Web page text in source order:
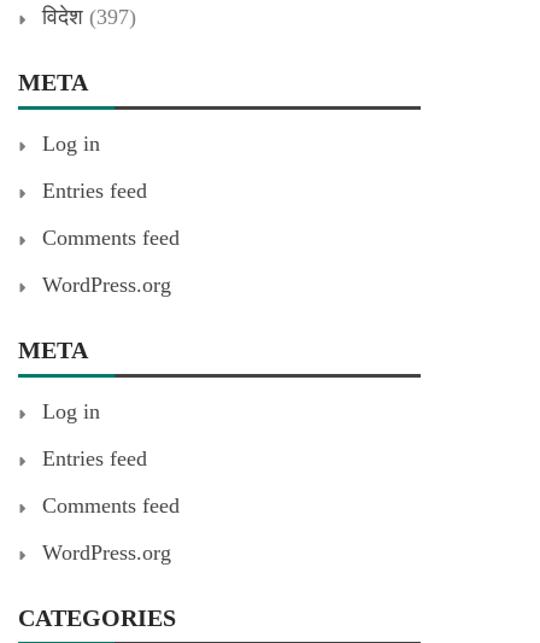
विदेश (397)
META
Log in
Entries feed
Comments feed
WordPress.org
META
Log in
Entries feed
Comments feed
WordPress.org
CATEGORIES